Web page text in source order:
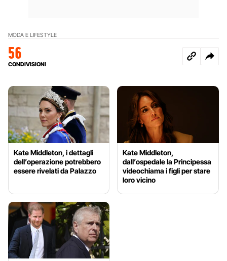
MODA E LIFESTYLE
56
CONDIVISIONI
Kate Middleton, i dettagli
dell’operazione potrebbero
essere rivelati da Palazzo
Kate Middleton,
dall’ospedale la Principessa
videochiama i figli per stare
loro vicino